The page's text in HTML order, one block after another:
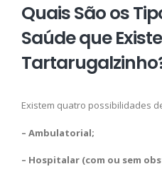
Quais São os
Saúde que
Existem quatro possibilidades
– Ambulatorial;
– Hospitalar (com ou sem